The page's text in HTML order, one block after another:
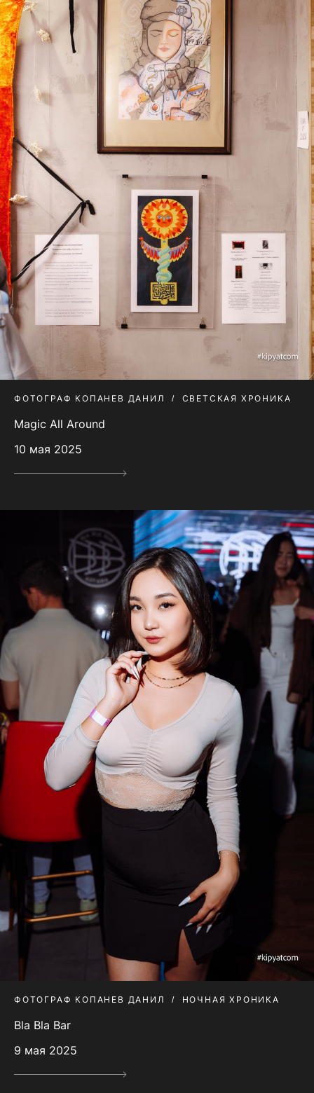
ФОТОГРАФ КОПАНЕВ ДАНИЛ СВЕТСКАЯ ХРОНИКА
Magic All Around
10 мая 2025
ФОТОГРАФ КОПАНЕВ ДАНИЛ НОЧНАЯ ХРОНИКА
Bla Bla Bar
9 мая 2025